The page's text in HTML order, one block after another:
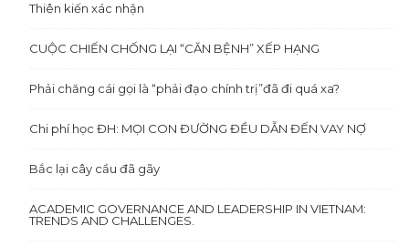
Thiên kiến xác nhận
CUỘC CHIẾN CHỐNG LẠI “CĂN BỆNH” XẾP HẠNG
Phải chăng cái gọi là “phải đạo chính trị”đã đi quá xa?
Chi phí học ĐH: MỌI CON ĐƯỜNG ĐỀU DẪN ĐẾN VAY NỢ
Bắc lại cây cầu đã gãy
ACADEMIC GOVERNANCE AND LEADERSHIP IN VIETNAM:
TRENDS AND CHALLENGES.